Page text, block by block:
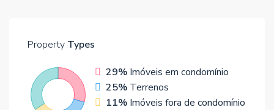
Property Types
29% Imóveis em condomínio
25% Terrenos
11% Imóveis fora de condomínio